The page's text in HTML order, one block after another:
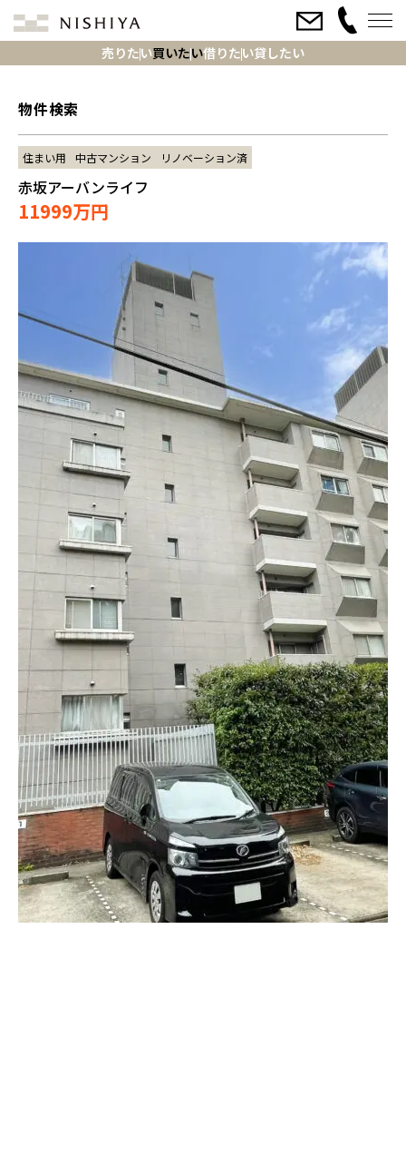
売りたい買いたい借りたい貸したい
物件検索
住まい用 中古マンション リノベーション済
赤坂アーバンライフ
11999万円